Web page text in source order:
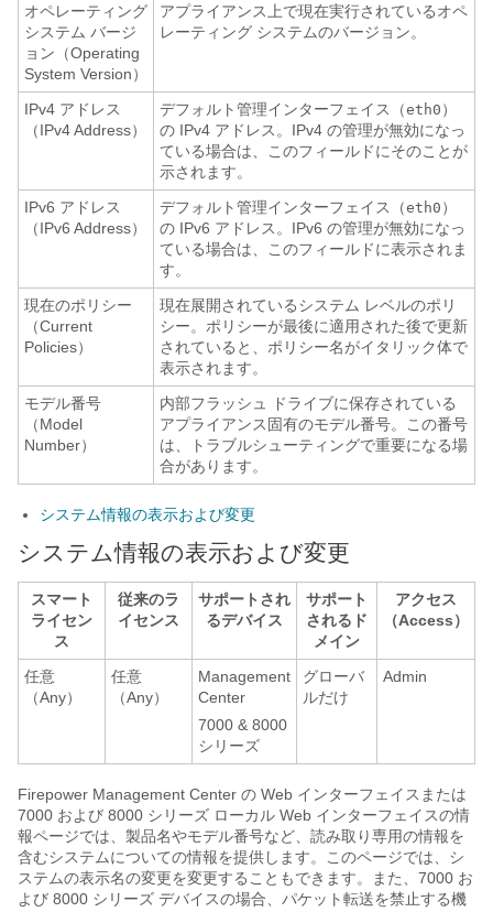
オペレーティング
システム バージ
ョン（Operating
System Version）
アプライアンス上で現在実行されているオペ
レーティング システムのバージョン。
IPv4 アドレス
（IPv4 Address）
デフォルト管理インターフェイス（eth0 ）
の IPv4 アドレス。IPv4 の管理が無効になっ
ている場合は、このフィールドにそのことが
示されます。
IPv6 アドレス
（IPv6 Address）
デフォルト管理インターフェイス（eth0 ）
の IPv6 アドレス。IPv6 の管理が無効になっ
ている場合は、このフィールドに表示されま
す。
現在のポリシー
（Current
Policies）
現在展開されているシステム レベルのポリ
シー。ポリシーが最後に適用された後で更新
されていると、ポリシー名がイタリック体で
表示されます。
モデル番号
（Model
Number）
内部フラッシュ ドライブに保存されている
アプライアンス固有のモデル番号。この番号
は、トラブルシューティングで重要になる場
合があります。
システム情報の表示および変更
システム情報の表示および変更
スマート
ライセン
ス
従来のラ
イセンス
サポートされ
るデバイス
サポート
されるド
メイン
アクセス
（Access）
任意
（Any）
任意
（Any）
Management
Center
7000 & 8000
シリーズ
グローバ
ルだけ
Admin
Firepower Management Center の Web インターフェイスまたは
7000 および 8000 シリーズ ローカル Web インターフェイスの情
報ページでは、製品名やモデル番号など、読み取り専用の情報を
含むシステムについての情報を提供します。このページでは、シ
ステムの表示名の変更を変更することもできます。また、 7000 お
よび 8000 シリーズ デバイスの場合、パケット転送を禁止する機